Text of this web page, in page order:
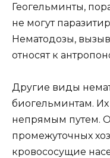
Геогельминты,
не могут
Нематодозы,
относят к
Другие виды
биогельминтам.
непрямым путем.
промежуточных
кровососущие